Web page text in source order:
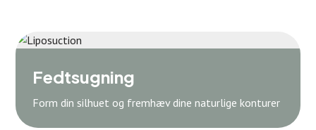
Fedtsugning
Form din silhuet og fremhæv dine naturlige konturer